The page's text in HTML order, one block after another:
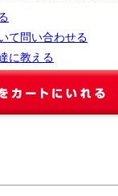
て問い合わせる
に教える